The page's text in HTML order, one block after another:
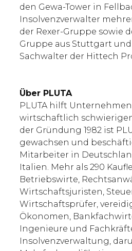
den Gewa-Tower in
Insolvenzverwalter
der Rexer-Gruppe sowie
Gruppe aus Stuttgart und
Sachwalter der Hittech
Über PLUTA
PLUTA hilft
wirtschaftlich
der Gründung 1982 ist
gewachsen und
Mitarbeiter in
Italien. Mehr als 290
Betriebswirte,
Wirtschaftsjuristen,
Wirtschaftsprüfer,
Ökonomen,
Ingenieure und
Insolvenzverwaltung,